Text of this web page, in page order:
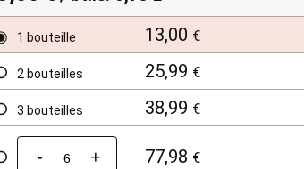
1 bouteille 13,00 €
2 bouteilles 25,99 €
3 bouteilles 38,99 €
- + 77,98 €